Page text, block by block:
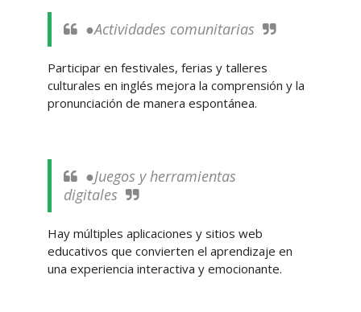
●Actividades comunitarias
Participar en festivales, ferias y talleres
culturales en inglés mejora la comprensión y la
pronunciación de manera espontánea.
●Juegos y herramientas
digitales
Hay múltiples aplicaciones y sitios web
educativos que convierten el aprendizaje en
una experiencia interactiva y emocionante.